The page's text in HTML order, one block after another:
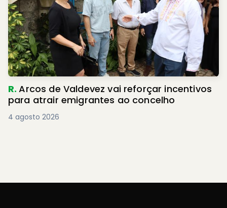
R.Arcos de Valdevez vai reforçar incentivos
para atrair emigrantes ao concelho
4 agosto 2026